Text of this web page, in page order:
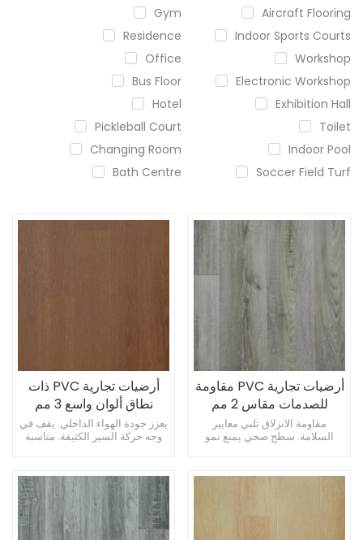
Gym
Aircraft Flooring
Residence
Indoor Sports Courts
Office
Workshop
Bus Floor
Electronic Workshop
Hotel
Exhibition Hall
Pickleball Court
Toilet
Changing Room
Indoor Pool
Bath Centre
Soccer Field Turf
أرضيات تجارية PVC ذات
نطاق ألوان واسع 3 مم
للصالات الرياضية
يعزز جودة الهواء الداخلي. يقف في
وجه حركة السير الكثيفة. مناسبة
أرضيات تجارية PVC مقاومة
للصدمات مقاس 2 مم
للكافيتريات
مقاومة الانزلاق تلبي معايير
السلامة. سطح صحي يمنع نمو